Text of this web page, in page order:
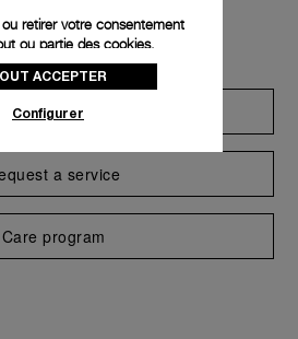
services
Extend warranty
a service
Care program
retirer votre consentement
ou partie des cookies,
» ou consultez notre
pour obtenir plus
pour l’utilisation
« Tout refuser », vous
uniquement
des cookies techniques.
ACCEPTER
Configurer